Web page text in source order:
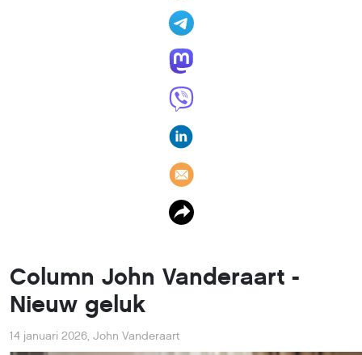
Nieuw geluk
14 januari 2026 John Vanderaart